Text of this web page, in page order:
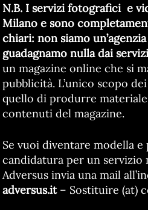
N.B. I servizi fotografici e
Milano e sono
chiari: non siamo
guadagnamo nulla dai
un magazine online che si
pubblicità. L’unico scopo
quello di produrre
contenuti del magazine.
Se vuoi diventare modella
candidatura per un servizio
Adversus invia una mail
adversus.it– Sostituire (at)